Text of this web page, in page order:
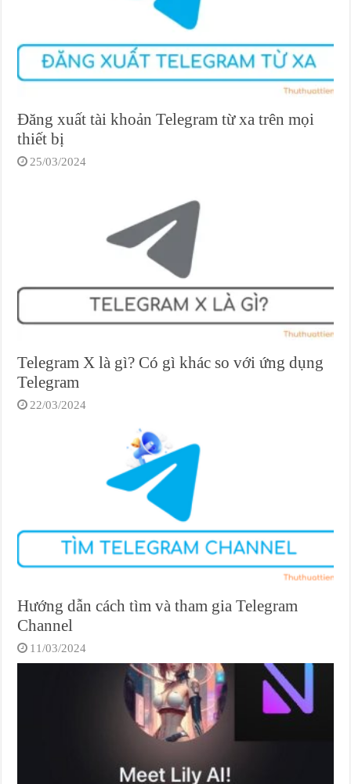
Đăng xuất tài khoản Telegram từ xa trên mọi
thiết bị
25/03/2024
Telegram X là gì? Có gì khác so với ứng dụng
Telegram
22/03/2024
Hướng dẫn cách tìm và tham gia Telegram
Channel
11/03/2024